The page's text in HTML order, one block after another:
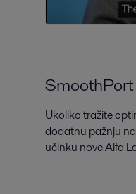
Ukoliko tražite
dodatnu pažnju
učinku nove Alfa